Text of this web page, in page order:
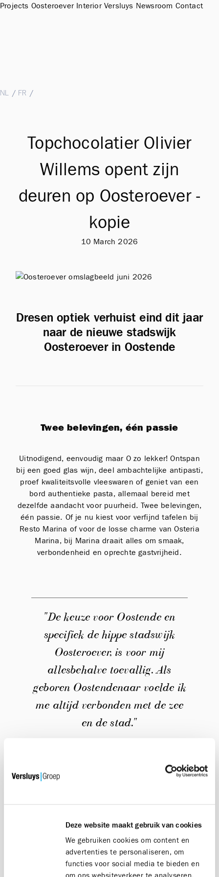
Deze website maakt gebruik van cookies
We gebruiken cookies om content en
advertenties te personaliseren, om
functies voor social media te bieden en
Projects Oosteroever Interior Versluys Newsroom Contact
NL / FR /
Topchocolatier Olivier
Willems opent zijn
deuren op Oosteroever -
kopie
10 March 2026
Dresen optiek verhuist eind dit jaar
naar de nieuwe stadswijk
Oosteroever in Oostende
Twee belevingen, één passie
Uitnodigend, eenvoudig maar O zo lekker! Ontspan
bij een goed glas wijn, deel ambachtelijke antipasti,
proef kwaliteitsvolle vleeswaren of geniet van een
bord authentieke pasta, allemaal bereid met
dezelfde aandacht voor puurheid. Twee belevingen,
één passie. Of je nu kiest voor verfijnd tafelen bij
Resto Marina of voor de losse charme van Osteria
Marina, bij Marina draait alles om smaak,
verbondenheid en oprechte gastvrijheid.
"De keuze voor Oostende en
specifiek de hippe stadswijk
Oosteroever, is voor mij
allesbehalve toevallig. Als
geboren Oostendenaar voelde ik
me altijd verbonden met de zee
en de stad."